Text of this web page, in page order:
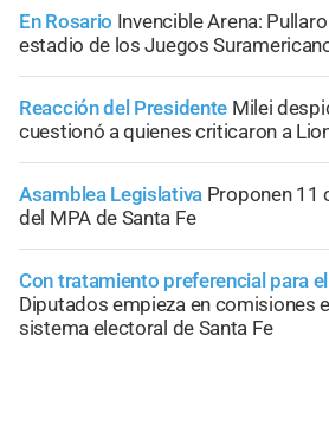
En Rosario Invencible Arena:
estadio de los Juegos
Reacción del Presidente Milei
cuestionó a quienes criticaron a
Asamblea Legislativa Proponen 11
del MPA de Santa Fe
Con tratamiento preferencial para
Diputados empieza en comisiones
sistema electoral de Santa Fe